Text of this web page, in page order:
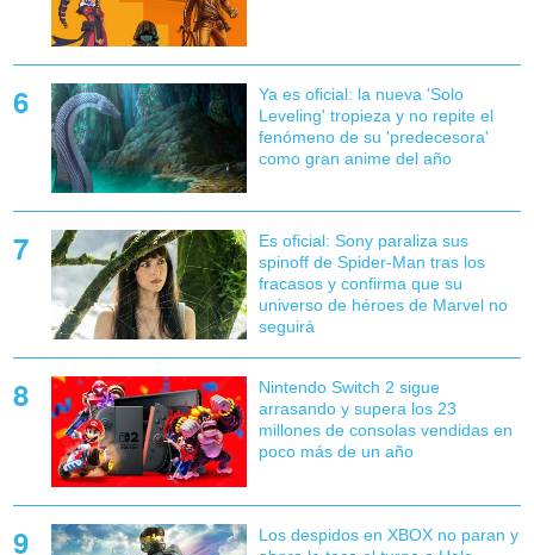
Ya es oficial: la nueva 'Solo
Leveling' tropieza y no repite el
fenómeno de su 'predecesora'
como gran anime del año
Es oficial: Sony paraliza sus
spinoff de Spider-Man tras los
fracasos y confirma que su
universo de héroes de Marvel no
seguirá
Nintendo Switch 2 sigue
arrasando y supera los 23
millones de consolas vendidas en
poco más de un año
Los despidos en XBOX no paran y